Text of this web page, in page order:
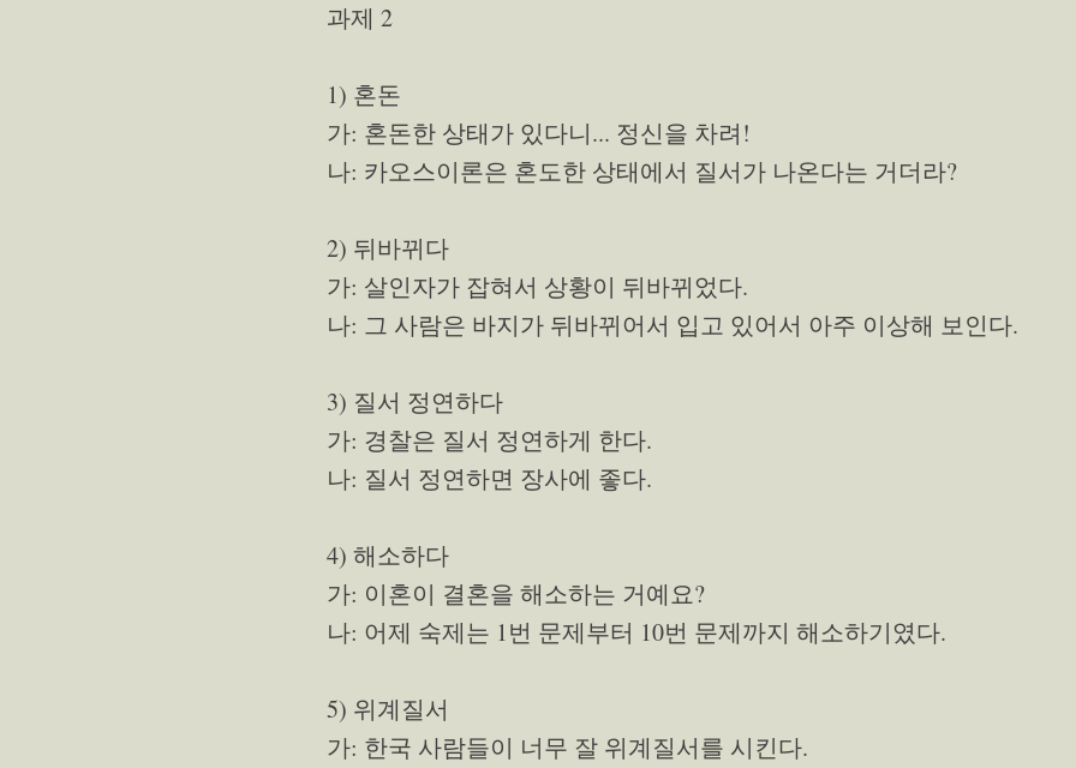
과제 2
1) 혼돈
가: 혼돈한 상태가 있다니... 정신을 차려!
나: 카오스이론은 혼도한 상태에서 질서가 나온다는 거더라?
2) 뒤바뀌다
가: 살인자가 잡혀서 상황이 뒤바뀌었다.
나: 그 사람은 바지가 뒤바뀌어서 입고 있어서 아주 이상해 보인다.
3) 질서 정연하다
가: 경찰은 질서 정연하게 한다.
나: 질서 정연하면 장사에 좋다.
4) 해소하다
가: 이혼이 결혼을 해소하는 거예요?
나: 어제 숙제는 1번 문제부터 10번 문제까지 해소하기였다.
5) 위계질서
가: 한국 사람들이 너무 잘 위계질서를 시킨다.